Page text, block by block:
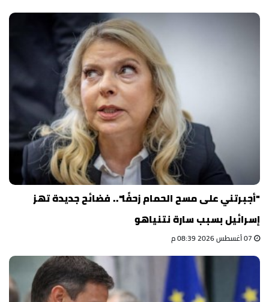
"أجبرتني على مسح الحمام زحفًا".. فضائح جديدة تهز
إسرائيل بسبب سارة نتنياهو